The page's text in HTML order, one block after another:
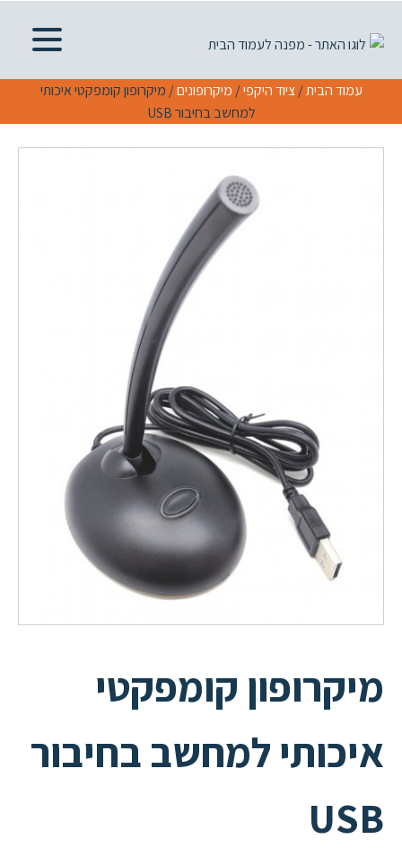
עמוד הבית/ציוד היקפי/ מיקרופונים/ מיקרופון קומפקטי איכותי
למחשב בחיבור USB
מיקרופון קומפקטי
איכותי למחשב בחיבור
USB